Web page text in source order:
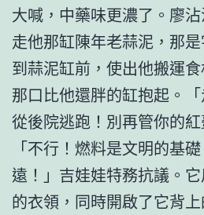
大喊，中藥味更濃了。廖
走他那缸陳年老蒜泥，那
到蒜泥缸前，使出他搬運
那口比他還胖的缸抱起。
從後院逃跑！別再管你的紅
「不行！燃料是文明的基
遠！」吉娃娃特務抗議。
的衣領，同時開啟了它背